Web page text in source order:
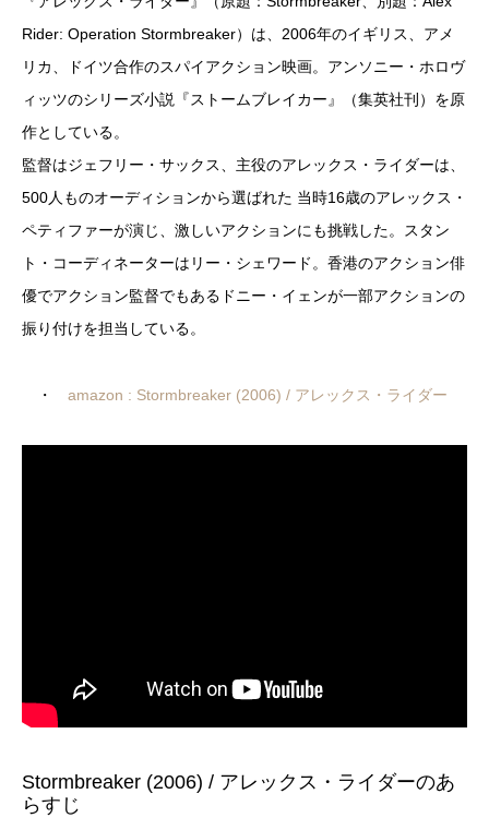
Rider: Operation Stormbreaker）は、2006年のイギリス、アメ
リカ、ドイツ合作のスパイアクション映画。アンソニー・ホロヴ
ィッツのシリーズ小説『ストームブレイカー』（集英社刊）を原
作としている。
監督はジェフリー・サックス、主役のアレックス・ライダーは、
500人ものオーディションから選ばれた 当時16歳のアレックス・
ペティファーが演じ、激しいアクションにも挑戦した。スタン
ト・コーディネーターはリー・シェワード。香港のアクション俳
優でアクション監督でもあるドニー・イェンが一部アクションの
振り付けを担当している。
・ amazon : Stormbreaker (2006) / アレックス・ライダー
Stormbreaker (2006) / アレックス・ライダーのあ
らすじ